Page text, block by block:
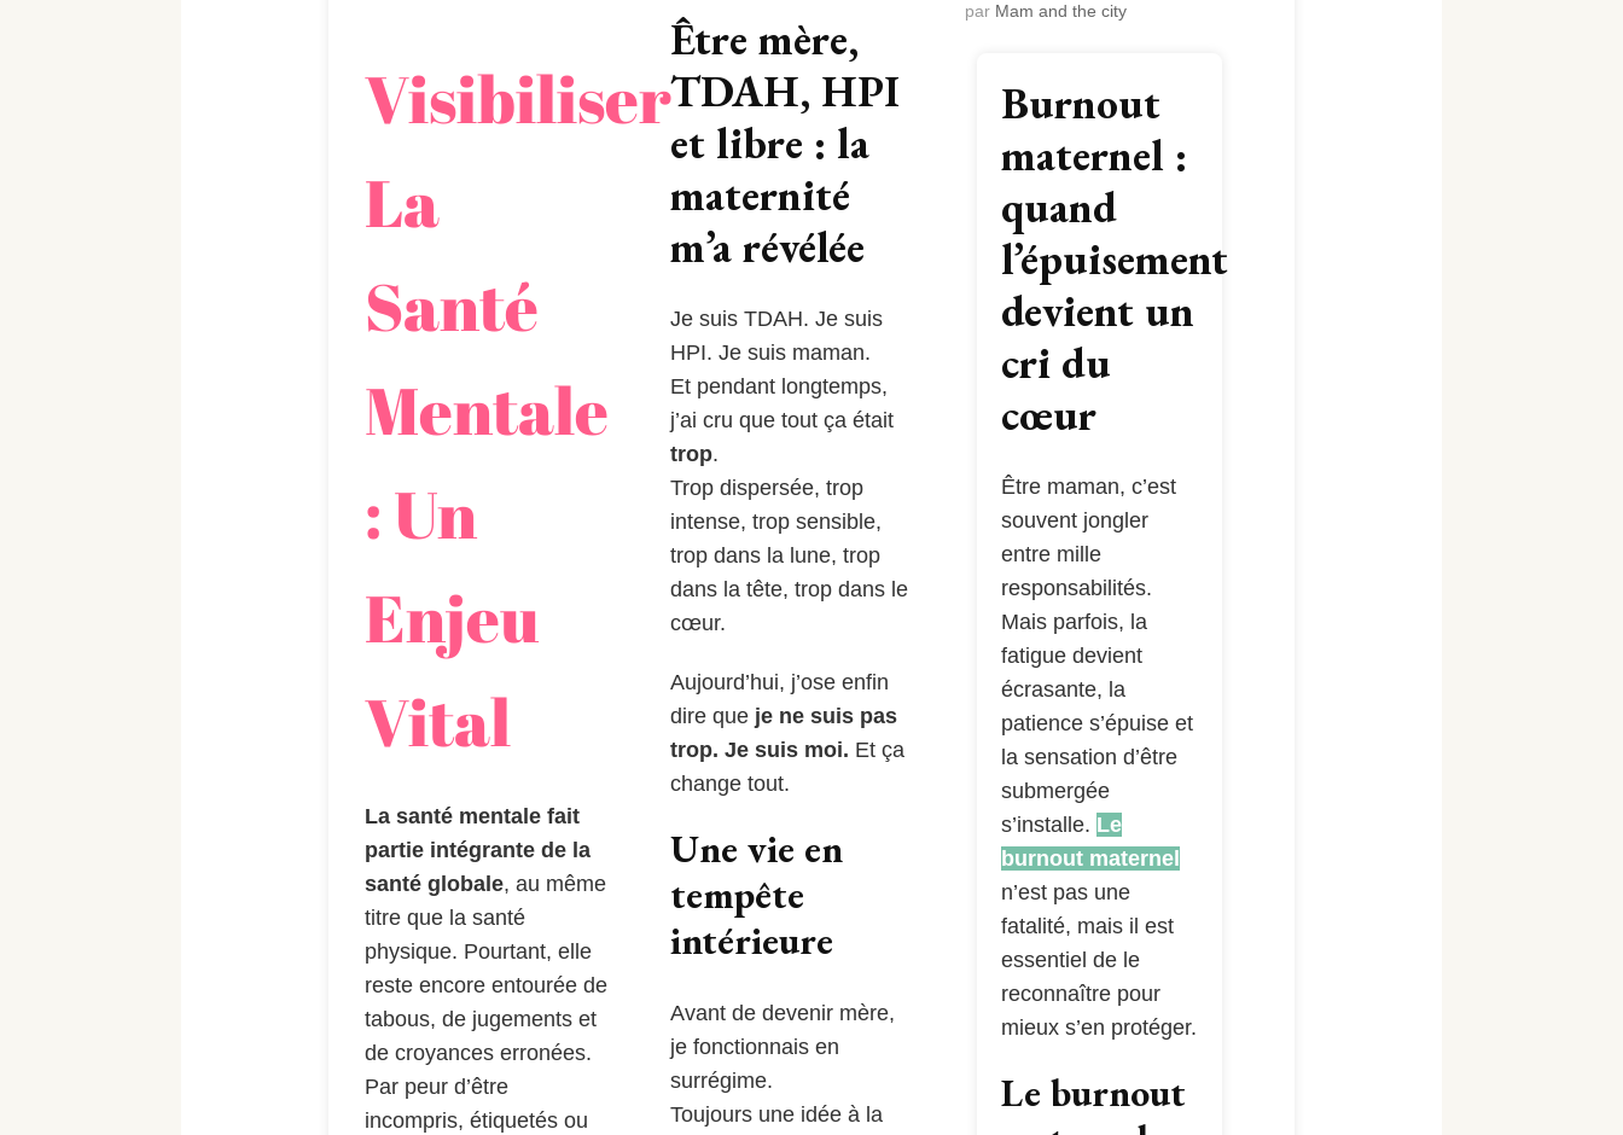
Visibiliser
La
Santé
Mentale
: Un
Enjeu
Vital
La santé mentale fait
partie intégrante de la
santé globale, au même
titre que la santé
physique. Pourtant, elle
reste encore entourée de
tabous, de jugements et
de croyances erronées.
Par peur d’être
incompris, étiquetés ou
Être mère,
TDAH, HPI
et libre : la
maternité
m’a révélée
Je suis TDAH. Je suis
HPI. Je suis maman.
Et pendant longtemps,
j’ai cru que tout ça était
trop.
Trop dispersée, trop
intense, trop sensible,
trop dans la lune, trop
dans la tête, trop dans le
cœur.
Aujourd’hui, j’ose enfin
dire que je ne suis pas
trop. Je suis moi. Et ça
change tout.
Une vie en
tempête
intérieure
Avant de devenir mère,
je fonctionnais en
surrégime.
Toujours une idée à la
par Mam and the city
Burnout
maternel :
quand
l’épuisement
devient un
cri du
cœur
Être maman, c’est
souvent jongler
entre mille
responsabilités.
Mais parfois, la
fatigue devient
écrasante, la
patience s’épuise et
la sensation d’être
submergée
s’installe. Le
burnout maternel
n’est pas une
fatalité, mais il est
essentiel de le
reconnaître pour
mieux s’en protéger.
Le burnout